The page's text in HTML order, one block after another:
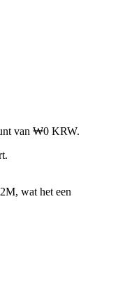
van ₩0 KRW.
wat het een